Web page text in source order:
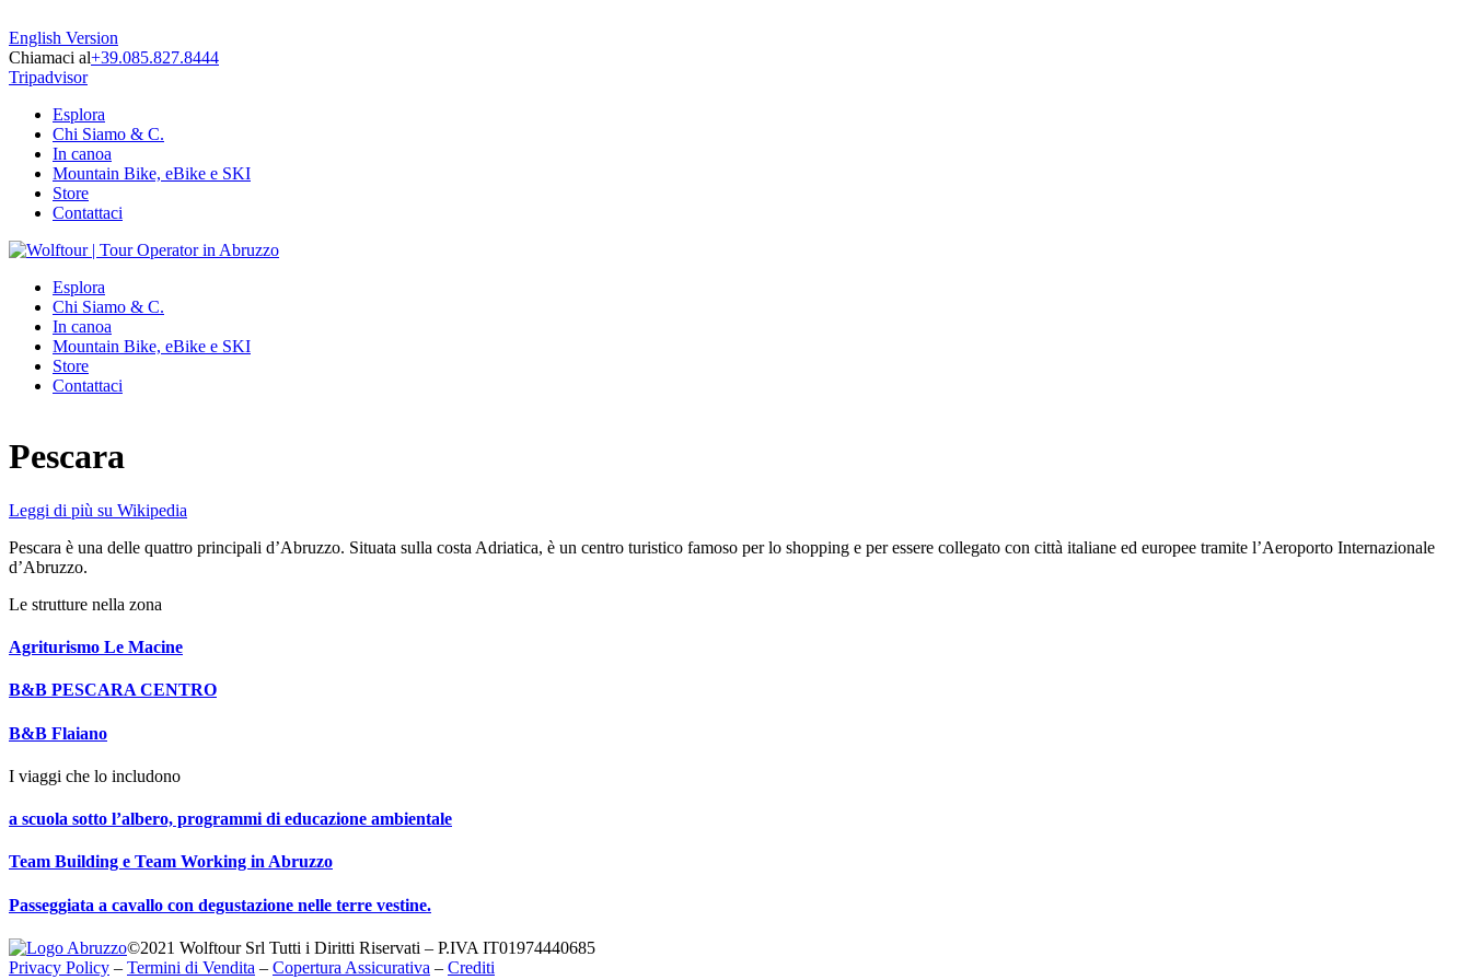
English Version
Chiamaci al+39.085.827.8444
Tripadvisor
Esplora
Chi Siamo & C.
In canoa
Mountain Bike, eBike e SKI
Store
Contattaci
Esplora
Chi Siamo & C.
In canoa
Mountain Bike, eBike e SKI
Store
Contattaci
Pescara
Leggi di più su Wikipedia
Pescara è una delle quattro principali d’Abruzzo. Situata sulla costa Adriatica, è un centro turistico famoso per lo shopping e per essere collegato con città italiane ed europee tramite l’Aeroporto Internazionale
d’Abruzzo.
Le strutture nella zona
Agriturismo Le Macine
B&B PESCARA CENTRO
B&B Flaiano
I viaggi che lo includono
a scuola sotto l’albero, programmi di educazione ambientale
Team Building e Team Working in Abruzzo
Passeggiata a cavallo con degustazione nelle terre vestine.
©2021 Wolftour Srl Tutti i Diritti Riservati – P.IVA IT01974440685
Privacy Policy – Termini di Vendita – Copertura Assicurativa – Crediti